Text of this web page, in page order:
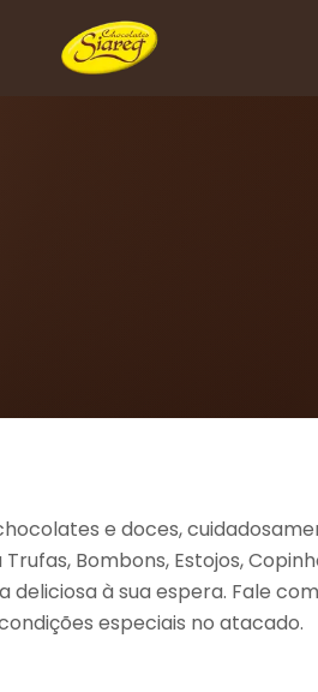
e doces,
Bombons, Estojos,
deliciosa à sua espera. Fale
especiais no atacado.